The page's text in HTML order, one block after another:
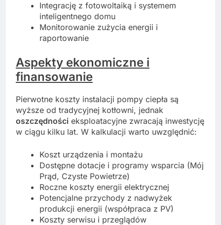
Integrację z fotowoltaiką i systemem
inteligentnego domu
Monitorowanie zużycia energii i
raportowanie
Aspekty ekonomiczne i
finansowanie
Pierwotne koszty instalacji pompy ciepła są
wyższe od tradycyjnej kotłowni, jednak
oszczędności eksploatacyjne zwracają inwestycję
w ciągu kilku lat. W kalkulacji warto uwzględnić:
Koszt urządzenia i montażu
Dostępne dotacje i programy wsparcia (Mój
Prąd, Czyste Powietrze)
Roczne koszty energii elektrycznej
Potencjalne przychody z nadwyżek
produkcji energii (współpraca z PV)
Koszty serwisu i przeglądów